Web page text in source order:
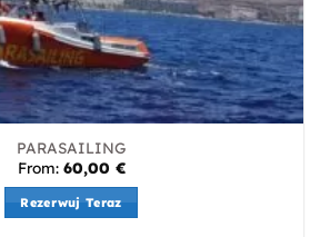
PARASAILING
From: 60,00 €
Rezerwuj Teraz